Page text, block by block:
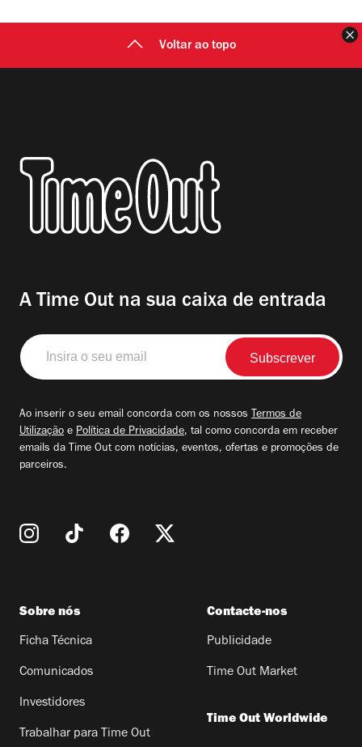
Voltar ao topo
A Time Out na sua caixa de entrada
Insira
o
seu
Ao inserir o seu email concorda com os nossos Termos de
Utilização e Política de Privacidade, tal como concorda em receber
emails da Time Out com notícias, eventos, ofertas e promoções de
parceiros.
Sobre nós
Ficha Técnica
Comunicados
Investidores
Trabalhar para Time Out
Contacte-nos
Publicidade
Time Out Market
Time Out Worldwide